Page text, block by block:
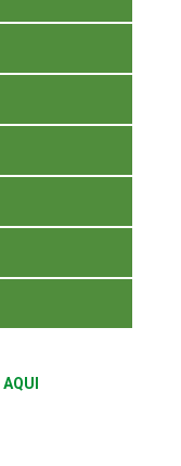
AQUI